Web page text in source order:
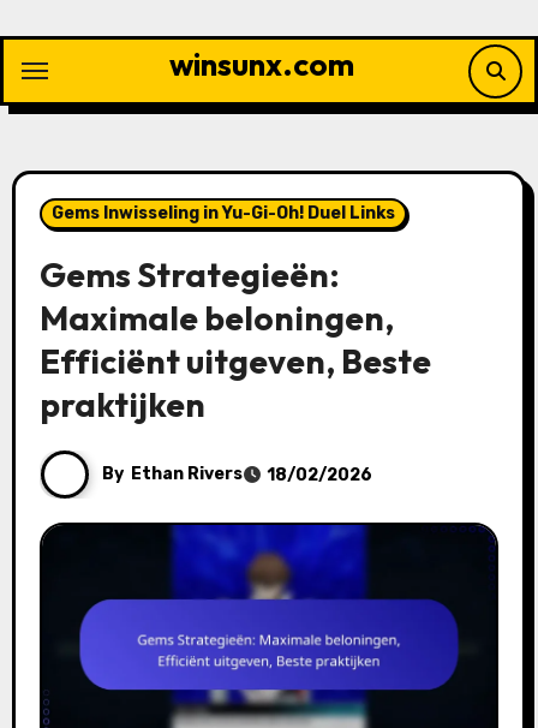
content
winsunx.com
Gems Inwisseling in Yu-Gi-Oh! Duel Links
Gems Strategieën:
Maximale beloningen,
Efficiënt uitgeven, Beste
praktijken
By Ethan Rivers 18/02/2026